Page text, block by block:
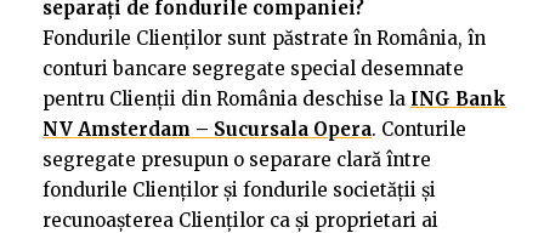
separați de fondurile companiei?
Fondurile Clienţilor sunt păstrate în România, în
conturi bancare segregate special desemnate
pentru Clienții din România deschise la ING Bank
NV Amsterdam – Sucursala Opera. Conturile
segregate presupun o separare clară între
fondurile Clienților și fondurile societății și
recunoașterea Clienților ca și proprietari ai